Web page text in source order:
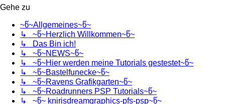
Gehe zu
~წ~Allgemeines~წ~
↳ ~წ~Herzlich Willkommen~წ~
↳ Das Bin ich!
↳ ~წ~NEWS~წ~
↳ ~წ~Hier werden meine Tutorials gestestet~წ~
↳ ~წ~Bastelfunecke~წ~
↳ ~წ~Ravens Grafikgarten~წ~
↳ ~წ~Roadrunners PSP Tutorials~წ~
↳ ~წ~ knirisdreamgraphics-pfs-psp~წ~